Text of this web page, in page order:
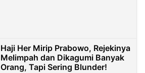
Haji Her Mirip Prabowo, Rejekinya
Melimpah dan Dikagumi Banyak
Orang, Tapi Sering Blunder!